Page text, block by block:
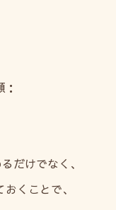
だけでなく、
くことで、